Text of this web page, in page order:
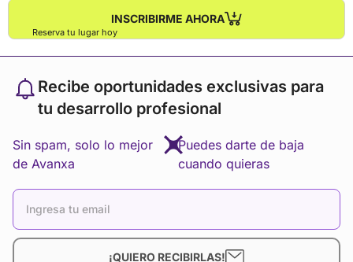
INSCRIBIRME AHORA
Reserva tu lugar hoy
Recibe oportunidades exclusivas para
tu desarrollo profesional
¡QUIERO RECIBIRLAS!
Sin spam, solo lo mejor
de Avanxa
Puedes darte de baja
cuando quieras